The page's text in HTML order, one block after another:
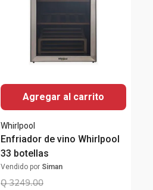
Agregar al carrito
Whirlpool
Enfriador de vino Whirlpool
33 botellas
Vendido por Siman
Q 3249.00